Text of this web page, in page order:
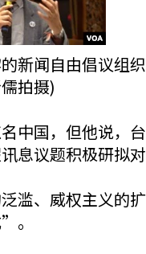
的新闻自由倡议
拍摄)
中国，但他说，
息议题积极研拟对
滥、威权主义的
。